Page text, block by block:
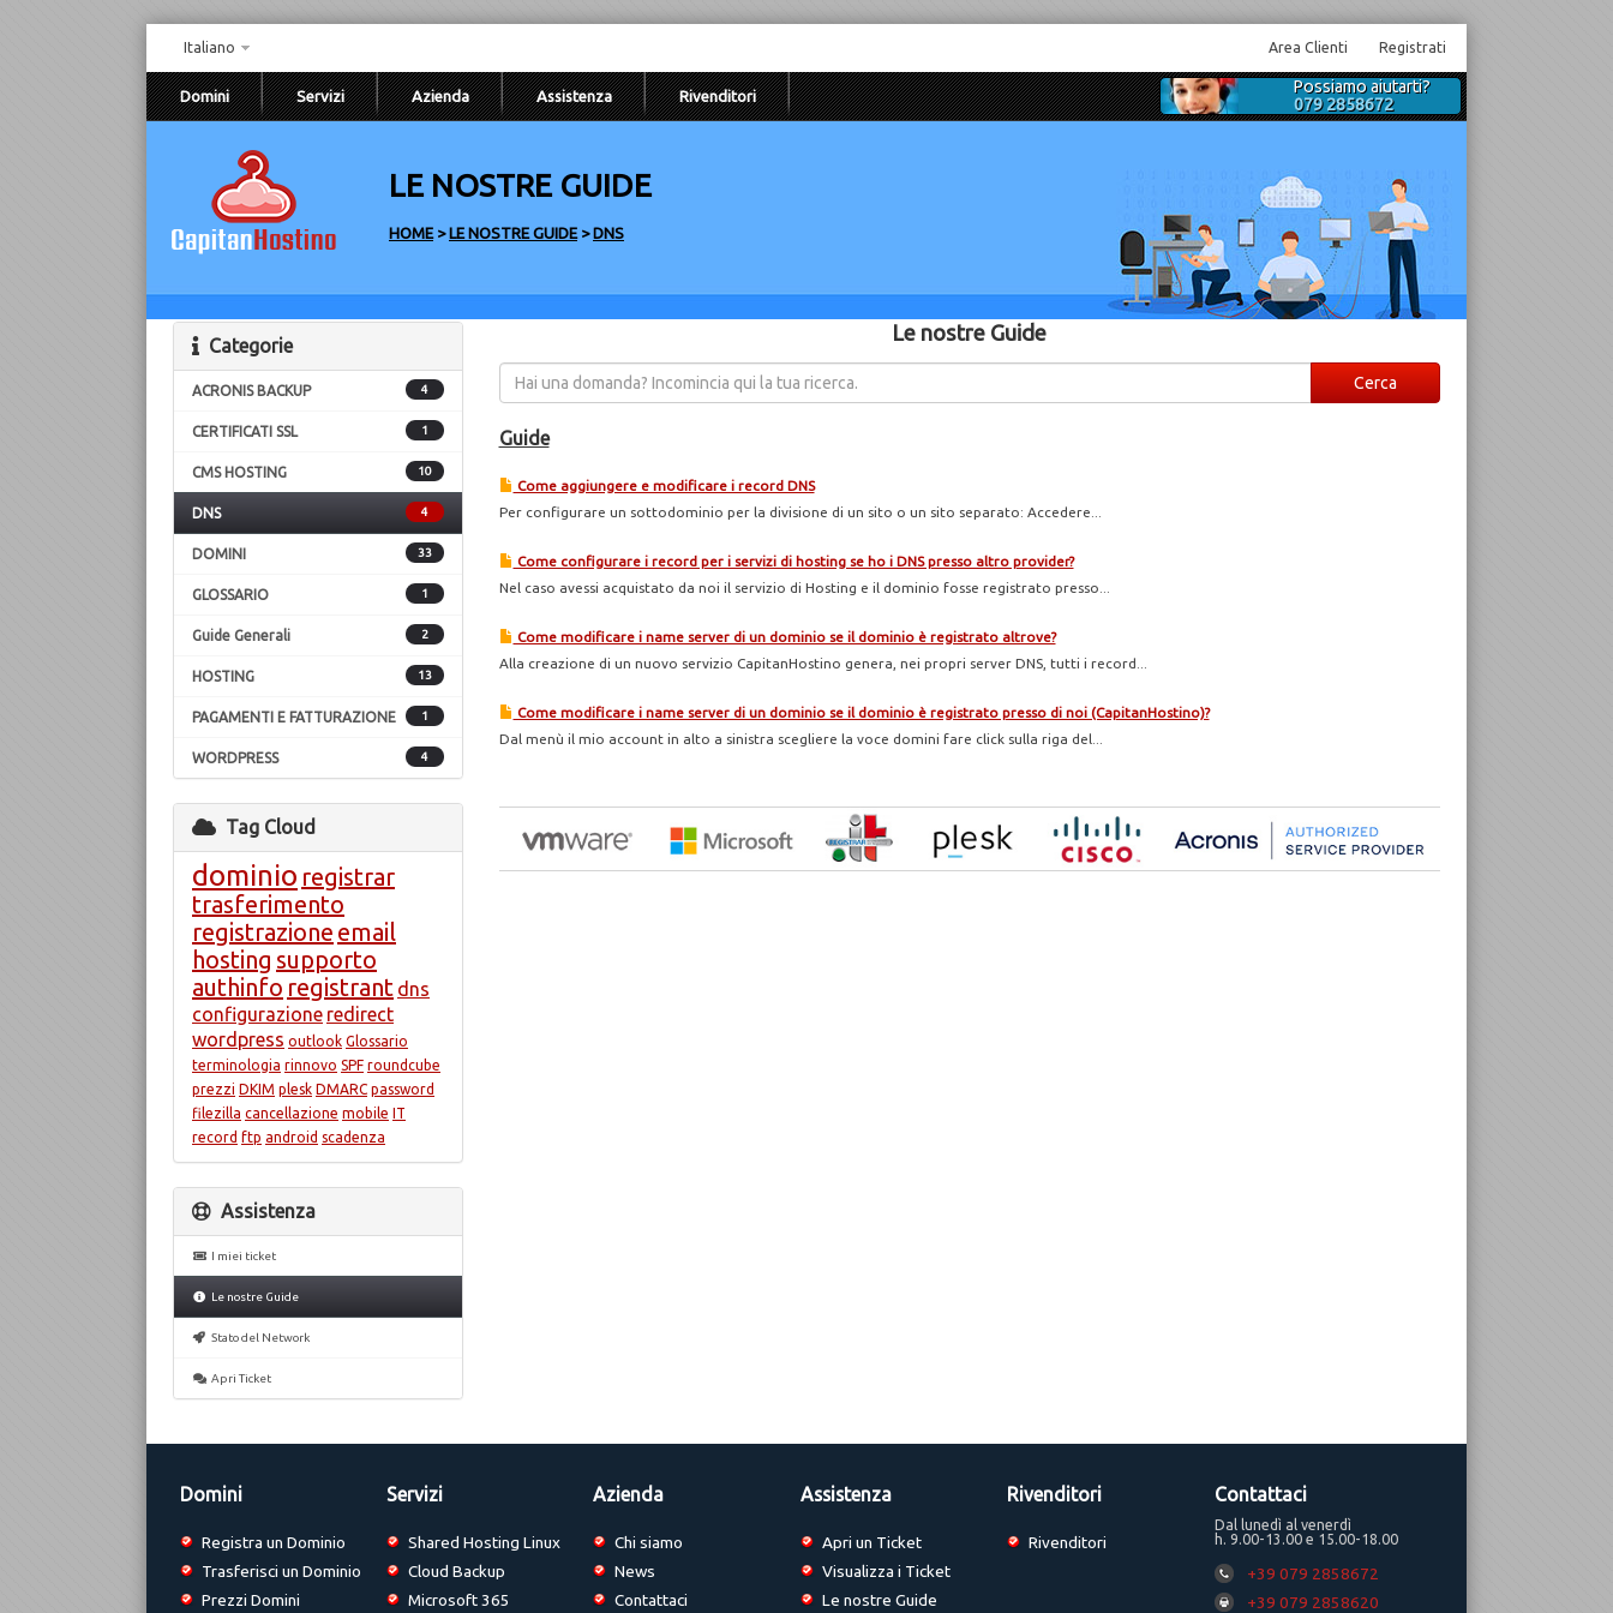
Italiano Area Clienti Registrati
Domini Servizi Azienda Assistenza Rivenditori
Possiamo aiutarti?
079 2858672
LE NOSTRE GUIDE
HOME>LE NOSTRE GUIDE>DNS
Le nostre Guide
Categorie
4
ACRONIS BACKUP
1
CERTIFICATI SSL
10
CMS HOSTING
4
DNS
33
DOMINI
1
GLOSSARIO
2
Guide Generali
13
HOSTING
1
PAGAMENTI E FATTURAZIONE
4
WORDPRESS
Guide
Come aggiungere e modificare i record DNS
Per configurare un sottodominio per la divisione di un sito o un sito separato: Accedere...
Come configurare i record per i servizi di hosting se ho i DNS presso altro provider?
Nel caso avessi acquistato da noi il servizio di Hosting e il dominio fosse registrato presso...
Come modificare i name server di un dominio se il dominio è registrato altrove?
Alla creazione di un nuovo servizio CapitanHostino genera, nei propri server DNS, tutti i record...
Come modificare i name server di un dominio se il dominio è registrato presso di noi (CapitanHostino)?
Dal menù il mio account in alto a sinistra scegliere la voce domini fare click sulla riga del...
Tag Cloud
dominio registrar
trasferimento
registrazione email
hosting supporto
authinfo registrant dns
configurazione redirect
wordpress outlook Glossario
terminologia rinnovo SPF roundcube
prezzi DKIM plesk DMARC password
filezilla cancellazione mobile IT
record ftp android scadenza
Assistenza
I miei ticket
Le nostre Guide
Stato del Network
Apri Ticket
Domini
Registra un Dominio
Trasferisci un Dominio
Prezzi Domini
Servizi
Shared Hosting Linux
Cloud Backup
Microsoft 365
Azienda
Chi siamo
News
Contattaci
Assistenza
Apri un Ticket
Visualizza i Ticket
Le nostre Guide
Rivenditori
Rivenditori
Contattaci
Dal lunedì al venerdì
h. 9.00-13.00 e 15.00-18.00
+39 079 2858672
+39 079 2858620